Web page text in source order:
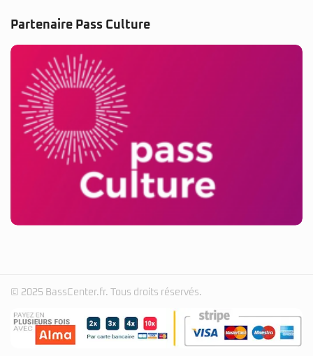
Partenaire Pass Culture
© 2025 BassCenter.fr. Tous droits réservés.